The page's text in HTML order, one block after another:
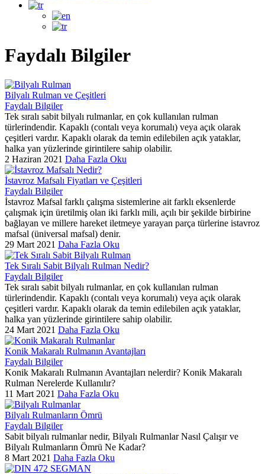
Faydalı Bilgiler
Bilyalı Rulman ve Çeşitleri
Faydalı Bilgiler
Tek sıralı sabit bilyalı rulmanlar, en çok kullanılan rulman
türlerindendir. Kapaklı (contalı veya korumalı) veya açık olarak
çeşitleri vardır. Kapaklı olarak da temin edilebilen açık yataklar,
halka yan yüzlerinde girintilere sahip olabilir.
2 Haziran 2021 Daha Fazla Oku
İstavroz Mafsalı Fiyatları ve Çeşitleri
Faydalı Bilgiler
İstavroz Mafsal farklı çalışma sistemlerine ait farklı eksenlerde
çalışmak için üretilmiş olan iki farklı mili, açılı bir şekilde birbirine
bağlayan ve millere hareket iletmeye yarayan parça türlerine istavroz
mafsal (üniversal mafsal) denir.
29 Mart 2021 Daha Fazla Oku
Tek Sıralı Sabit Bilyalı Rulman Nedir?
Faydalı Bilgiler
Tek sıralı sabit bilyalı rulmanlar, en çok kullanılan rulman
türlerindendir. Kapaklı (contalı veya korumalı) veya açık olarak
çeşitleri vardır. Kapaklı olarak da temin edilebilen açık yataklar,
halka yan yüzlerinde girintilere sahip olabilir.
24 Mart 2021 Daha Fazla Oku
Konik Makaralı Rulmanın Avantajları
Faydalı Bilgiler
Konik Makaralı Rulmanın Avantajları nelerdir? Konik Makaralı
Rulman Nerelerde Kullanılır?
11 Mart 2021 Daha Fazla Oku
Bilyalı Rulmanların Ömrü
Faydalı Bilgiler
Sabit bilyalı rulmanlar nedir, Bilyalı Rulmanlar Nasıl Çalışır ve
Bilyalı Rulmanların Ömrü Ne Kadar?
8 Mart 2021 Daha Fazla Oku